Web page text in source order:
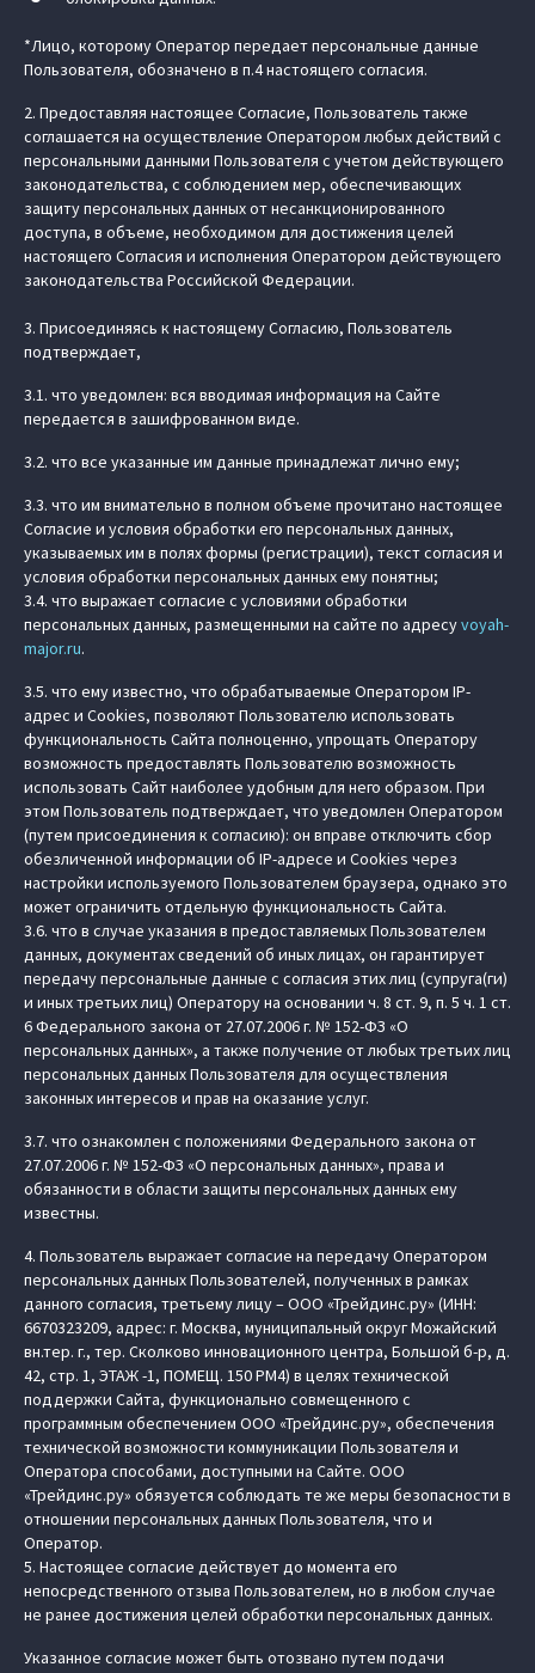
*Лицо, которому Оператор передает персональные данные
Пользователя, обозначено в п.4 настоящего согласия.
2. Предоставляя настоящее Согласие, Пользователь также
соглашается на осуществление Оператором любых действий с
персональными данными Пользователя с учетом действующего
законодательства, с соблюдением мер, обеспечивающих
защиту персональных данных от несанкционированного
доступа, в объеме, необходимом для достижения целей
настоящего Согласия и исполнения Оператором действующего
законодательства Российской Федерации.
3. Присоединяясь к настоящему Согласию, Пользователь
подтверждает,
3.1. что уведомлен: вся вводимая информация на Сайте
передается в зашифрованном виде.
3.2. что все указанные им данные принадлежат лично ему;
3.3. что им внимательно в полном объеме прочитано настоящее
Согласие и условия обработки его персональных данных,
указываемых им в полях формы (регистрации), текст согласия и
условия обработки персональных данных ему понятны;
3.4. что выражает согласие с условиями обработки
персональных данных, размещенными на сайте по адресуvoyah-
major.ru.
3.5. что ему известно, что обрабатываемые Оператором IP-
адрес и Cookies, позволяют Пользователю использовать
функциональность Сайта полноценно, упрощать Оператору
возможность предоставлять Пользователю возможность
использовать Сайт наиболее удобным для него образом. При
этом Пользователь подтверждает, что уведомлен Оператором
(путем присоединения к согласию): он вправе отключить сбор
обезличенной информации об IP-адресе и Cookies через
настройки используемого Пользователем браузера, однако это
может ограничить отдельную функциональность Сайта.
3.6. что в случае указания в предоставляемых Пользователем
данных, документах сведений об иных лицах, он гарантирует
передачу персональные данные с согласия этих лиц (супруга(ги)
и иных третьих лиц) Оператору на основании ч. 8 ст. 9, п. 5 ч. 1 ст.
6 Федерального закона от 27.07.2006 г. № 152-ФЗ «О
персональных данных», а также получение от любых третьих лиц
персональных данных Пользователя для осуществления
законных интересов и прав на оказание услуг.
3.7. что ознакомлен с положениями Федерального закона от
27.07.2006 г. № 152-ФЗ «О персональных данных», права и
обязанности в области защиты персональных данных ему
известны.
4. Пользователь выражает согласие на передачу Оператором
персональных данных Пользователей, полученных в рамках
данного согласия, третьему лицу – ООО «Трейдинс.ру» (ИНН:
6670323209, адрес: г. Москва, муниципальный округ Можайский
вн.тер. г., тер. Сколково инновационного центра, Большой б-р, д.
42, стр. 1, ЭТАЖ -1, ПОМЕЩ. 150 РМ4) в целях технической
поддержки Сайта, функционально совмещенного с
программным обеспечением ООО «Трейдинс.ру», обеспечения
технической возможности коммуникации Пользователя и
Оператора способами, доступными на Сайте. ООО
«Трейдинс.ру» обязуется соблюдать те же меры безопасности в
отношении персональных данных Пользователя, что и
Оператор.
5. Настоящее согласие действует до момента его
непосредственного отзыва Пользователем, но в любом случае
не ранее достижения целей обработки персональных данных.
Указанное согласие может быть отозвано путем подачи